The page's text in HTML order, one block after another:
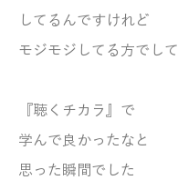
してるんですけれど
モジモジしてる方でして
『聴くチカラ』で
学んで良かったなと
思った瞬間でした